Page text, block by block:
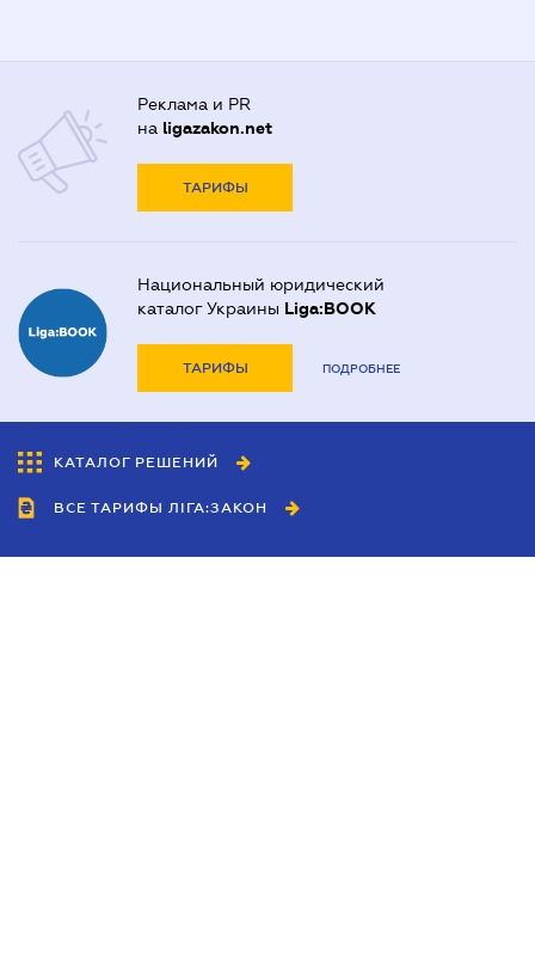
Реклама и PR
на ligazakon.net
ТАРИФЫ
Национальный юридический
каталог Украины Liga:BOOK
ТАРИФЫ ПОДРОБНЕЕ
КАТАЛОГ РЕШЕНИЙ
ВСЕ ТАРИФЫ ЛІГА:ЗАКОН